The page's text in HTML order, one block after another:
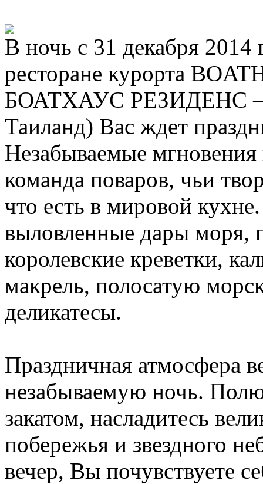
В ночь с 31 декабря 2014
ресторане курорта
БОАТХАУС РЕЗИДЕНС –
Таиланд) Вас ждет
Незабываемые мгновения
команда поваров, чьи
что есть в мировой
выловленные дары моря,
королевские креветки,
макрель, полосатую
деликатесы.
Праздничная атмосфера
незабываемую ночь.
закатом, насладитесь
побережья и звездного
вечер, Вы почувствуете